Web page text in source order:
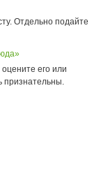
Отдельно подайте
его или
признательны.